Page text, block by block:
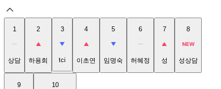
1
상담
2
하용희
3
tci
4
이초연
5
임명숙
6
허혜정
7
성
8
성상담
9 10